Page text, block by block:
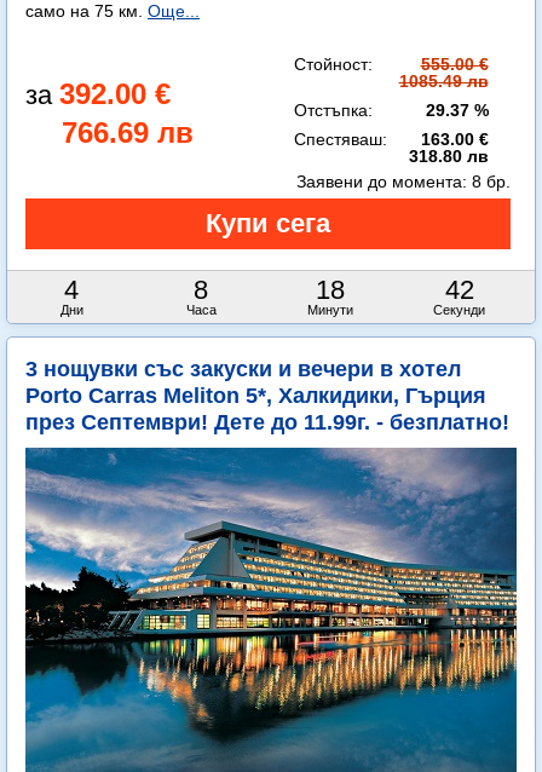
само на 75 км. Още...
392.00 €
766.69 лв
Стойност:
555.00 €
1085.49 лв
Отстъпка:
29.37 %
Спестяваш:
163.00 €
318.80 лв
4
Дни
8
Часа
18
Минути
41
Секунди
Заявени до момента: 8 бр.
3 нощувки със закуски и вечери в хотел
Porto Carras Meliton 5*, Халкидики, Гърция
през Септември! Дете до 11.99г. - безплатно!